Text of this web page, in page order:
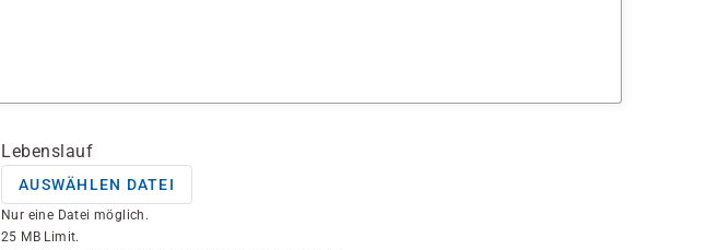
Lebenslauf
AUSWÄHLEN DATEI
Nur eine Datei möglich.
25 MB Limit.